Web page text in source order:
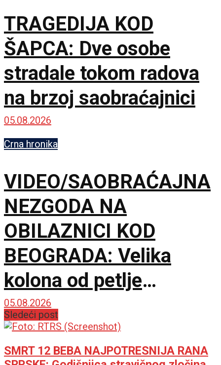
TRAGEDIJA KOD
ŠAPCA: Dve osobe
stradale tokom radova
na brzoj saobraćajnici
05.08.2026
Crna hronika
VIDEO/SAOBRAĆAJNA
NEZGODA NA
OBILAZNICI KOD
BEOGRADA: Velika
kolona od petlje
Orlovača ka Ostružnici
05.08.2026
Sledeći post
SMRT 12 BEBA NAJPOTRESNIJA RANA